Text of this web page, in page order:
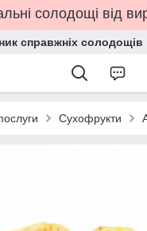
солодощі від
справжніх солодощів
Сухофрукти